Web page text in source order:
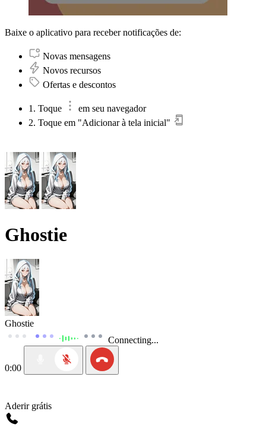
Baixe o aplicativo para receber notificações de:
Novas mensagens
Novos recursos
Ofertas e descontos
1. Toque
em seu navegador
2. Toque em "Adicionar à tela inicial"
Ghostie
Ghostie
Connecting...
0:00
Aderir grátis